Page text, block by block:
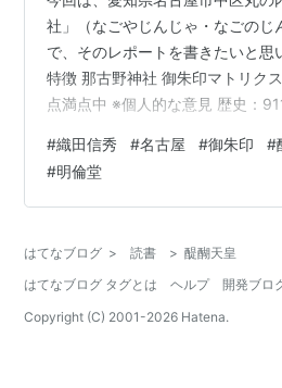
社」（なごやじんじゃ・なごのじ
で、そのレポートを書きたいと思
特徴 那古野神社 御朱印マトリク
点満点中 ※個人的な意見 歴史：
リクスを作ってみたよ あくまでも
解だからね 那古野神社の特徴 那
古く醍醐天皇の時代に創建し、愛
照宮があります。
#織田信秀 #名古屋 #御朱印 #
#明倫堂
はてなブログ > 読書 > 醍醐天皇
はてなブログ タグとは
ヘルプ 開発ブロ
Copyright (C) 2001-2026 Hatena.